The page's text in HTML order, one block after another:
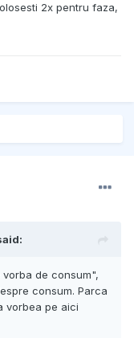
2x pentru faza,
de consum",
consum. Parca
vorbea pe aici